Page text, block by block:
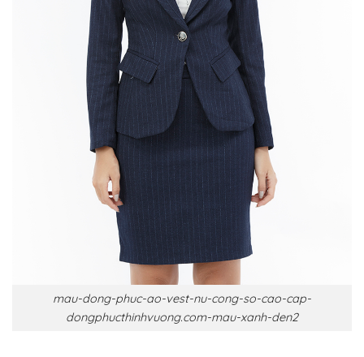
mau-dong-phuc-ao-vest-nu-cong-so-cao-cap-
dongphucthinhvuong.com-mau-xanh-den2